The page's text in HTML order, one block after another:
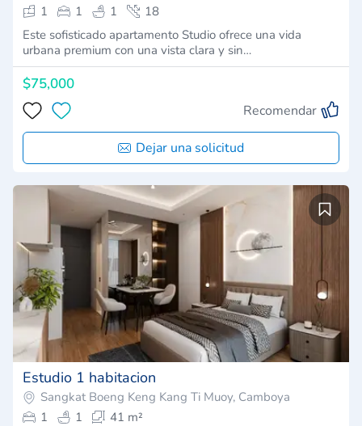
1
1 1
18
Este sofisticado apartamento Studio ofrece una vida
urbana premium con una vista clara y sin…
$75,000
Recomendar
Dejar una solicitud
Estudio 1 habitacion
Sangkat Boeng Keng Kang Ti Muoy, Camboya
1
1
41 m²